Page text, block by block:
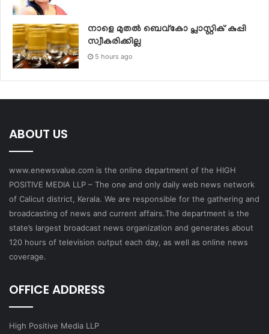
നാളെ മുതല്‍ ബെവ്കോ പ്ലാസ്റ്റിക് കുപ്പി
സ്വീകരിക്കില്ല
5 hours ago
ABOUT US
www.enewsvalue.com is the online department of the HIGH
POSITIVE MEDIA LLP – The one and only daily web news network
of Calicut district, Kerala. We are responsible for the gathering and
broadcasting of news and current affairs.The department is the
state’s largest broadcast news organization and generates about
120 hours of television output each day, as well as online news
coverage.
OFFICE ADDRESS
High Positive Media LLP